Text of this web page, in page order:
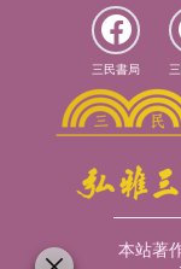
三民書局
本站著